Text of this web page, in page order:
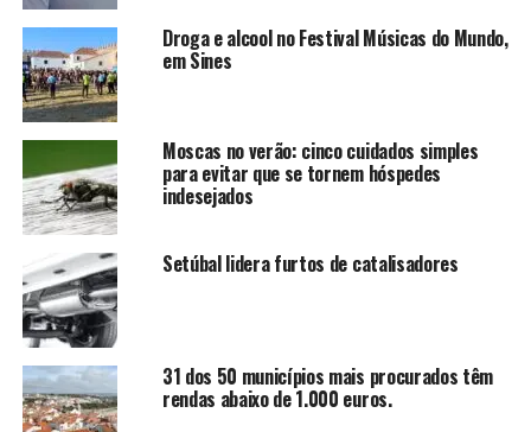
Droga e alcool no Festival Músicas do Mundo,
em Sines
Moscas no verão: cinco cuidados simples
para evitar que se tornem hóspedes
indesejados
Setúbal lidera furtos de catalisadores
31 dos 50 municípios mais procurados têm
rendas abaixo de 1.000 euros.